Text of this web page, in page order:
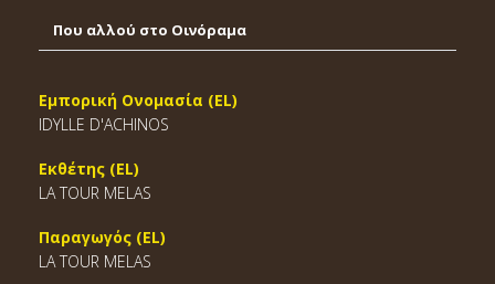
Που αλλού στο Οινόραμα
Εμπορική Ονομασία (EL)
IDYLLE D'ACHINOS
Εκθέτης (EL)
LA TOUR MELAS
Παραγωγός (EL)
LA TOUR MELAS